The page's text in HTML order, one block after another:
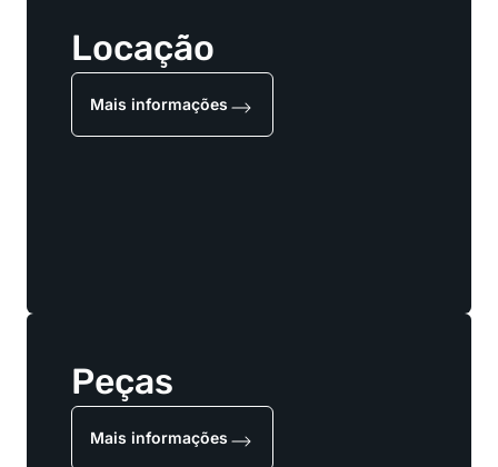
Locação
Mais informações
Peças
Mais informações